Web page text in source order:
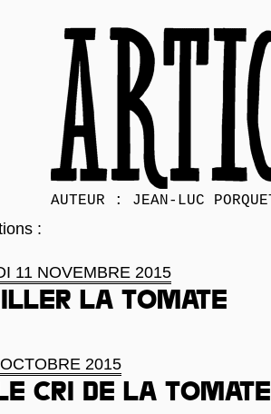
AUTEUR : JEAN-LUC
:
11 NOVEMBRE 2015
la tomate
2015
cri de la tomate